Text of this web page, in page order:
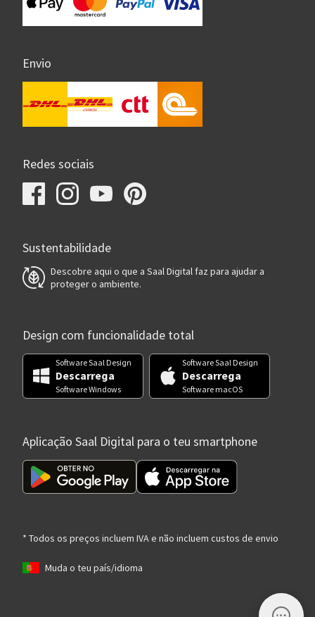
Envio
Redes sociais
Sustentabilidade
Descobre aqui o que a Saal Digital faz para ajudar a
proteger o ambiente.
Design com funcionalidade total
Software Saal Design
Descarrega
Software Windows
Software Saal Design
Descarrega
Software macOS
Aplicação Saal Digital para o teu smartphone
* Todos os preços incluem IVA e não incluem custos de envio
Muda o teu país/idioma